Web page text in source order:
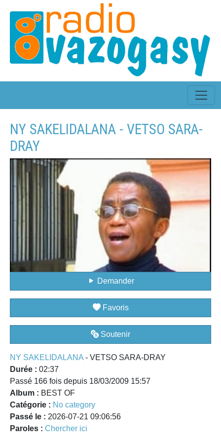
NY SAKELIDALANA - VETSO SARA-
DRAY
Demander
Favoris
Soutenir
NY SAKELIDALANA- VETSO SARA-DRAY
Durée : 02:37
Passé 166 fois depuis 18/03/2009 15:57
Album : BEST OF
Catégorie : No category
Passé le : 2026-07-21 09:06:56
Paroles : Chercher ici